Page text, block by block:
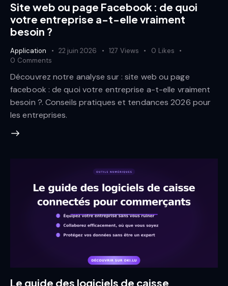
Site web ou page Facebook : de quoi
votre entreprise a-t-elle vraiment
besoin ?
Application 22 juin 2026 127 Views 0 Likes
0 Comments
Découvrez notre analyse sur : site web ou page
facebook : de quoi votre entreprise a-t-elle vraiment
besoin ?. Conseils pratiques et tendances 2026 pour
les entreprises.
Le guide des logiciels de caisse